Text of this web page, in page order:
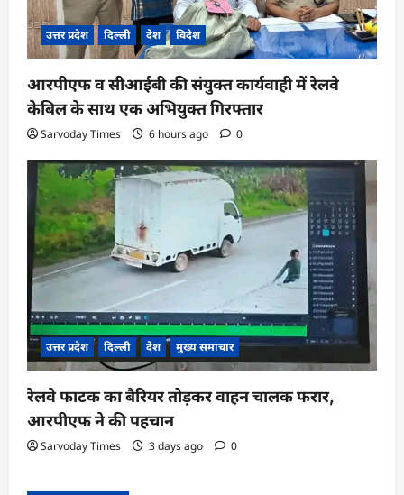
उत्तर प्रदेश दिल्ली देश विदेश
आरपीएफ व सीआईबी की संयुक्त कार्यवाही में रेलवे
केबिल के साथ एक अभियुक्त गिरफ्तार
Sarvoday Times 6 hours ago 0
उत्तर प्रदेश दिल्ली देश मुख्य समाचार
रेलवे फाटक का बैरियर तोड़कर वाहन चालक फरार,
आरपीएफ ने की पहचान
Sarvoday Times 3 days ago 0